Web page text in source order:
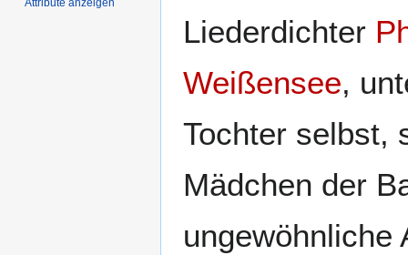
Liederdichter
Weißensee,
Tochter selbst,
Mädchen der
ungewöhnliche
Attribute anzeigen